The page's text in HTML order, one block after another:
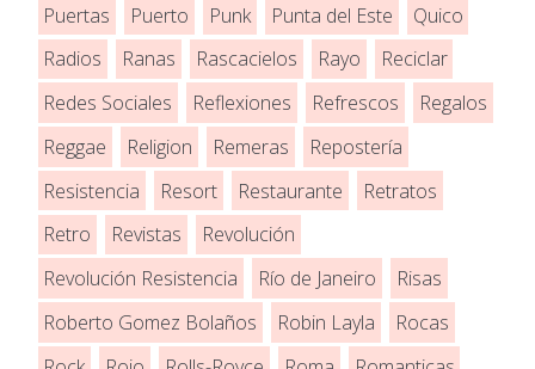
Puertas
Puerto Punk Punta del Este
Quico
Radios
Ranas Rascacielos Rayo
Reciclar
Redes Sociales
Reflexiones Refrescos
Regalos
Reggae
Religion Remeras
Repostería
Resistencia
Resort Restaurante
Retratos
Retro
Revistas
Revolución
Revolución Resistencia
Río de Janeiro
Risas
Roberto Gomez Bolaños
Robin Layla
Rocas